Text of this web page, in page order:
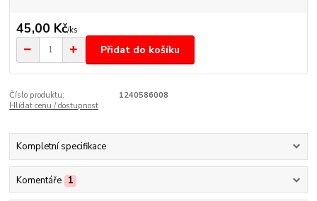
45,00 Kč/ks
Přidat do košíku
Číslo produktu:
1240586008
Hlídat cenu / dostupnost
Kompletní specifikace
Komentáře 1